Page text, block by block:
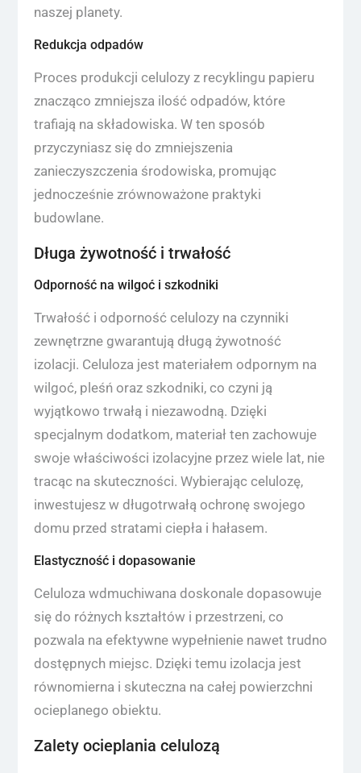
naszej planety.
Redukcja odpadów
Proces produkcji celulozy z recyklingu papieru
znacząco zmniejsza ilość odpadów, które
trafiają na składowiska. W ten sposób
przyczyniasz się do zmniejszenia
zanieczyszczenia środowiska, promując
jednocześnie zrównoważone praktyki
budowlane.
Długa żywotność i trwałość
Odporność na wilgoć i szkodniki
Trwałość i odporność celulozy na czynniki
zewnętrzne gwarantują długą żywotność
izolacji. Celuloza jest materiałem odpornym na
wilgoć, pleśń oraz szkodniki, co czyni ją
wyjątkowo trwałą i niezawodną. Dzięki
specjalnym dodatkom, materiał ten zachowuje
swoje właściwości izolacyjne przez wiele lat, nie
tracąc na skuteczności. Wybierając celulozę,
inwestujesz w długotrwałą ochronę swojego
domu przed stratami ciepła i hałasem.
Elastyczność i dopasowanie
Celuloza wdmuchiwana doskonale dopasowuje
się do różnych kształtów i przestrzeni, co
pozwala na efektywne wypełnienie nawet trudno
dostępnych miejsc. Dzięki temu izolacja jest
równomierna i skuteczna na całej powierzchni
ocieplanego obiektu.
Zalety ocieplania celulozą